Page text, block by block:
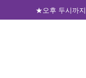
★오후 두시까